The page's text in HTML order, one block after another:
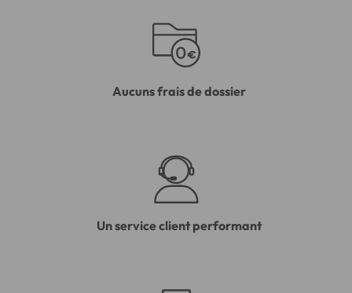
Aucuns frais de dossier
Un service client performant